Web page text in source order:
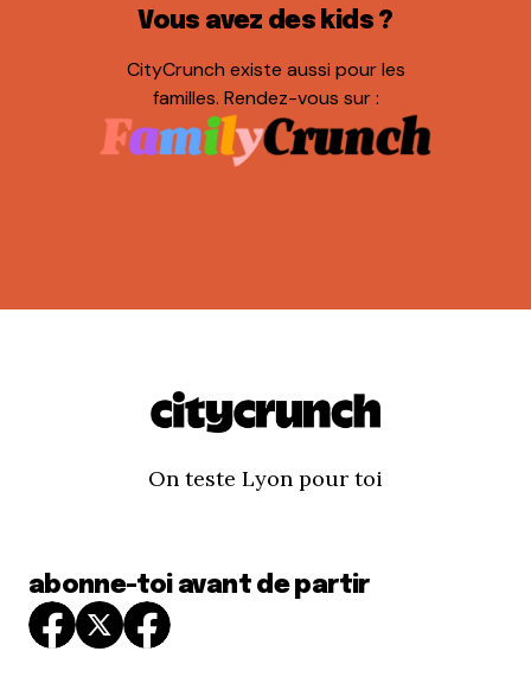
Vous avez des kids ?
CityCrunch existe aussi pour les
familles. Rendez-vous sur :
On teste Lyon pour toi
abonne-toi avant de partir